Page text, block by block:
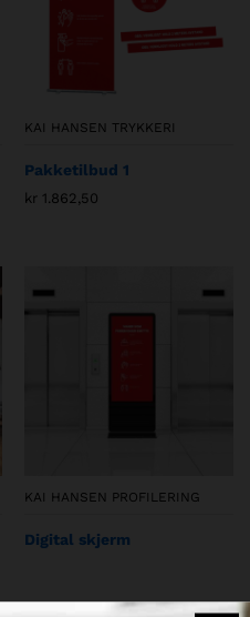
KAI HANSEN TRYKKERI
Pakketilbud 1
kr 1.862,50
KAI HANSEN PROFILERING
Digital skjerm